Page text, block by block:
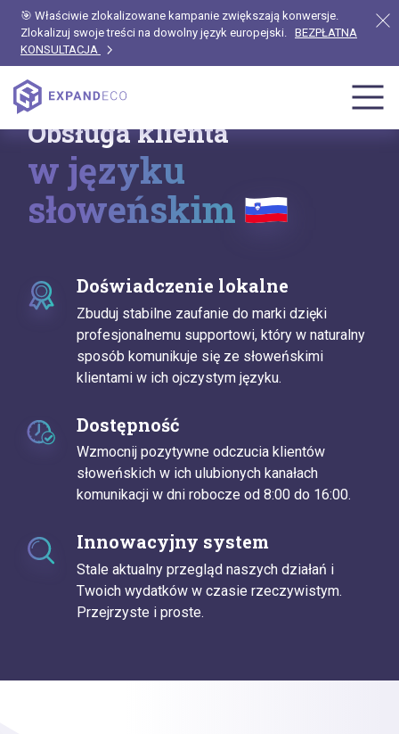
🎯 Właściwie zlokalizowane kampanie zwiększają konwersje.
Zlokalizuj swoje treści na dowolny język europejski. BEZPŁATNA
KONSULTACJA
Obsługa klienta
w języku
słoweńskim
Doświadczenie lokalne
Zbuduj stabilne zaufanie do marki dzięki
profesjonalnemu supportowi, który w naturalny
sposób komunikuje się ze słoweńskimi
klientami w ich ojczystym języku.
Dostępność
Wzmocnij pozytywne odczucia klientów
słoweńskich w ich ulubionych kanałach
komunikacji w dni robocze od 8:00 do 16:00.
Innowacyjny system
Stale aktualny przegląd naszych działań i
Twoich wydatków w czasie rzeczywistym.
Przejrzyste i proste.